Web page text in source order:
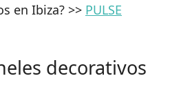
en Ibiza? >> PULSE
decorativos